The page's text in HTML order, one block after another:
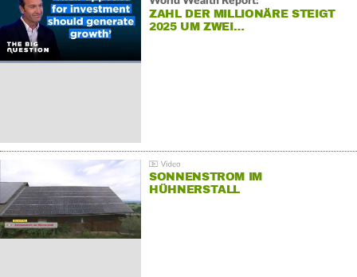
ZAHL DER MILLIONÄRE STEIGT
2025 UM ZWEI…
SONNENSTROM IM
HÜHNERSTALL